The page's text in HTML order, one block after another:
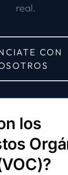
real.
CON
los